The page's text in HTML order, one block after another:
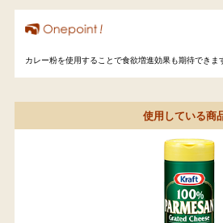
カレー粉を使用することで食欲増進効果も期待できま
使用している商